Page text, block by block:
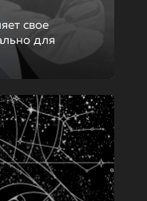
свое
для